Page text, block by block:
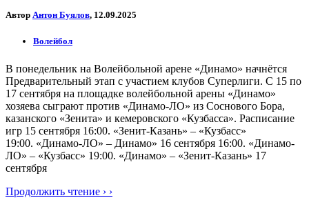
Автор Антон Буялов, 12.09.2025
Волейбол
В понедельник на Волейбольной арене «Динамо» начнётся
Предварительный этап с участием клубов Суперлиги. С 15 по
17 сентября на площадке волейбольной арены «Динамо»
хозяева сыграют против «Динамо-ЛО» из Соснового Бора,
казанского «Зенита» и кемеровского «Кузбасса». Расписание
игр 15 сентября 16:00. «Зенит-Казань» – «Кузбасс»
19:00. «Динамо-ЛО» – Динамо» 16 сентября 16:00. «Динамо-
ЛО» – «Кузбасс» 19:00. «Динамо» – «Зенит-Казань» 17
сентября
Продолжить чтение › ›